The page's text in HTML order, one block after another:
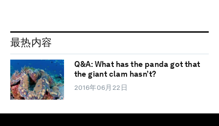
最热内容
Q&A: What has the panda got that
the giant clam hasn’t?
2016年06月22日